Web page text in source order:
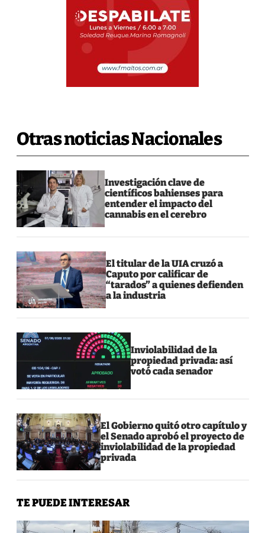
Otras noticias Nacionales
Investigación clave de
científicos bahienses para
entender el impacto del
cannabis en el cerebro
El titular de la UIA cruzó a
Caputo por calificar de
“tarados” a quienes defienden
a la industria
Inviolabilidad de la
propiedad privada: así
votó cada senador
El Gobierno quitó otro capítulo y
el Senado aprobó el proyecto de
inviolabilidad de la propiedad
privada
TE PUEDE INTERESAR